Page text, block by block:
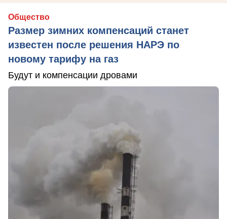
Общество
Размер зимних компенсаций станет
известен после решения НАРЭ по
новому тарифу на газ
Будут и компенсации дровами